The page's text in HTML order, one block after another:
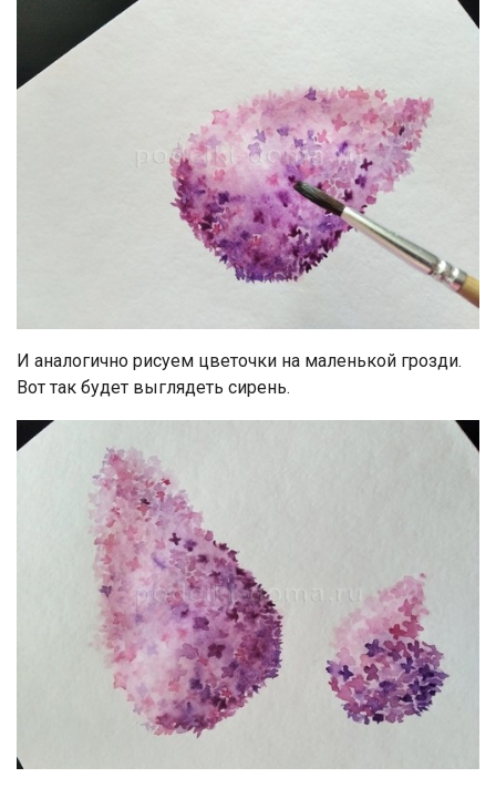
И аналогично рисуем цветочки на маленькой грозди.
Вот так будет выглядеть сирень.